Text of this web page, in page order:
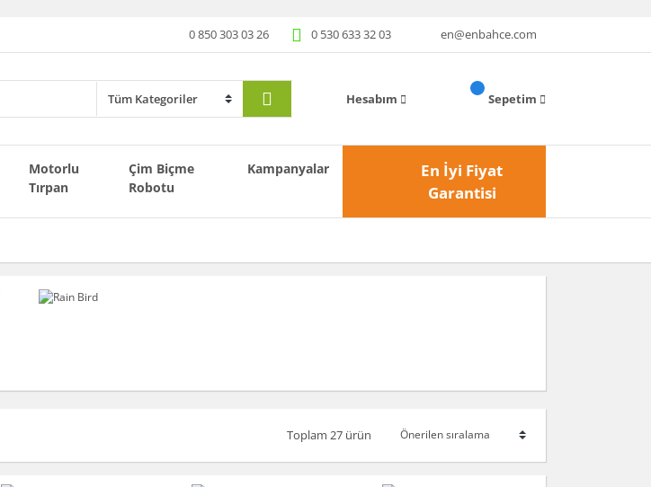
0 850 303 03 26 0 530 633 32 03 en@enbahce.com
Hesabım Sepetim
Motorlu
Tırpan
Çim Biçme
Robotu
Kampanyalar
En İyi Fiyat
Garantisi
Toplam 27 ürün